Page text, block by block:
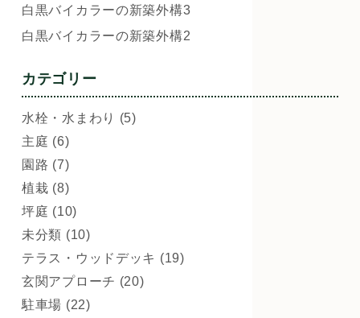
白黒バイカラーの新築外構3
白黒バイカラーの新築外構2
カテゴリー
水栓・水まわり (5)
主庭 (6)
園路 (7)
植栽 (8)
坪庭 (10)
未分類 (10)
テラス・ウッドデッキ (19)
玄関アプローチ (20)
駐車場 (22)